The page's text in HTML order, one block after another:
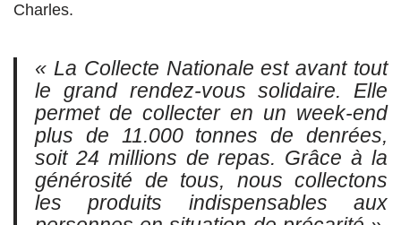
Charles.
« La Collecte Nationale est avant tout
le grand rendez-vous solidaire. Elle
permet de collecter en un week-end
plus de 11.000 tonnes de denrées,
soit 24 millions de repas. Grâce à la
générosité de tous, nous collectons
les produits indispensables aux